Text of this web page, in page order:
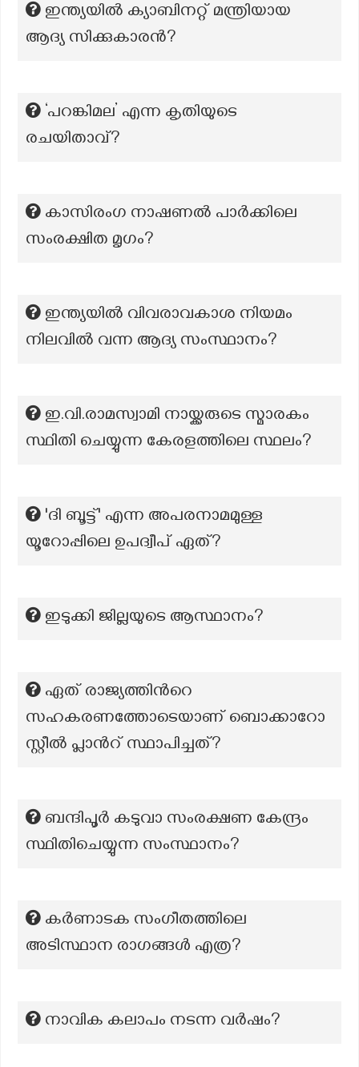
ഇന്ത്യയിൽ ക്യാബിനറ്റ് മന്ത്രിയായ
ആദ്യ സിക്കുകാരൻ?
‘പറങ്കിമല’ എന്ന കൃതിയുടെ
രചയിതാവ്?
കാസിരംഗ നാഷണൽ പാർക്കിലെ
സംരക്ഷിത മൃഗം?
ഇന്ത്യയിൽ വിവരാവകാശ നിയമം
നിലവിൽ വന്ന ആദ്യ സംസ്ഥാനം?
ഇ.വി.രാമസ്വാമി നായ്ക്കരുടെ സ്മാരകം
സ്ഥിതി ചെയ്യുന്ന കേരളത്തിലെ സ്ഥലം?
'ദി ബൂട്ട്' എന്ന അപരനാമമുള്ള
യൂറോപ്പിലെ ഉപദ്വീപ് ഏത്?
ഇടുക്കി ജില്ലയുടെ ആസ്ഥാനം?
ഏത് രാജ്യത്തിൻറെ
സഹകരണത്തോടെയാണ് ബൊക്കാറോ
സ്റ്റീൽ പ്ലാൻറ് സ്ഥാപിച്ചത്?
ബന്ദിപൂർ കടുവാ സംരക്ഷണ കേന്ദ്രം
സ്ഥിതിചെയ്യുന്ന സംസ്ഥാനം?
കർണാടക സംഗീതത്തിലെ
അടിസ്ഥാന രാഗങ്ങൾ എത്ര?
നാവിക കലാപം നടന്ന വർഷം?